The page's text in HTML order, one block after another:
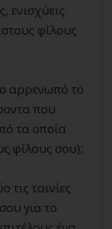
ενισχύεις
φίλους
αρρενωπό το
που
τα οποία
φίλους σου);
τις ταινίες
για το